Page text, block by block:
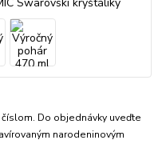
Do objednávky uveďte
narodeninovým